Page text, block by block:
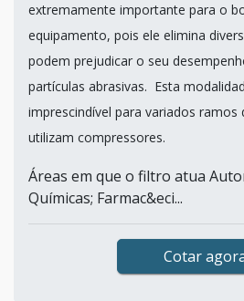
extremamente importante para o
equipamento, pois ele elimina
podem prejudicar o seu
partículas abrasivas. Esta
imprescindível para variados ramos
utilizam compressores.
Áreas em que o filtro atua
Químicas; Farmac&eci...
Cotar